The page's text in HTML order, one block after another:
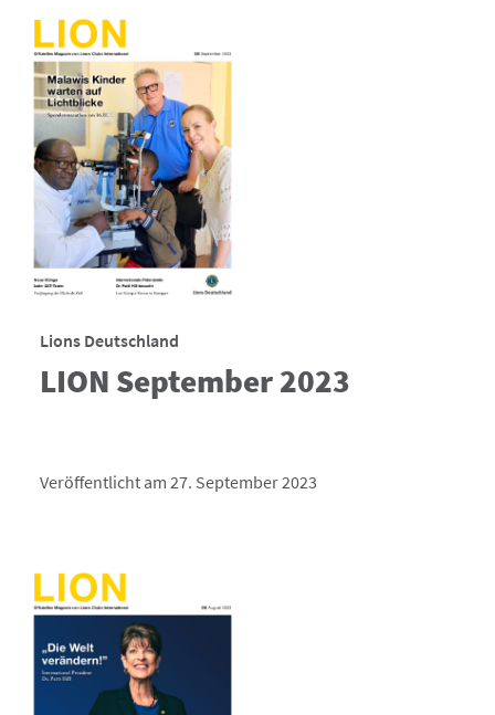
Lions Deutschland
LION September 2023
Veröffentlicht am 27. September 2023